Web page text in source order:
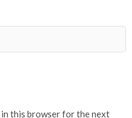
in this browser for the next